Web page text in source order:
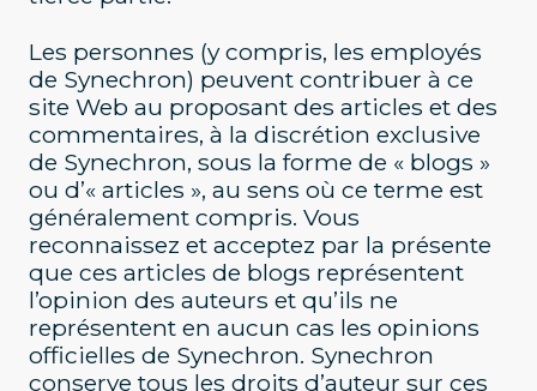
Les personnes (y compris, les employés
de Synechron) peuvent contribuer à ce
site Web au proposant des articles et des
commentaires, à la discrétion exclusive
de Synechron, sous la forme de « blogs »
ou d’« articles », au sens où ce terme est
généralement compris. Vous
reconnaissez et acceptez par la présente
que ces articles de blogs représentent
l’opinion des auteurs et qu’ils ne
représentent en aucun cas les opinions
officielles de Synechron. Synechron
conserve tous les droits d’auteur sur ces